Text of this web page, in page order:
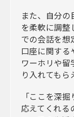
また、自分
を柔軟に調整
での会話を想
口座に関する
ワーホリや留
り入れてもら
「ここを深
応えてくれる